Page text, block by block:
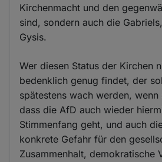
Kirchenmacht und den
sind, sondern auch die
Gysis.
Wer diesen Status der Kirchen
bedenklich genug findet, der
spätestens wach werden, wenn
dass die AfD auch wieder
Stimmenfang geht, und auch
konkrete Gefahr für den
Zusammenhalt, demokratische